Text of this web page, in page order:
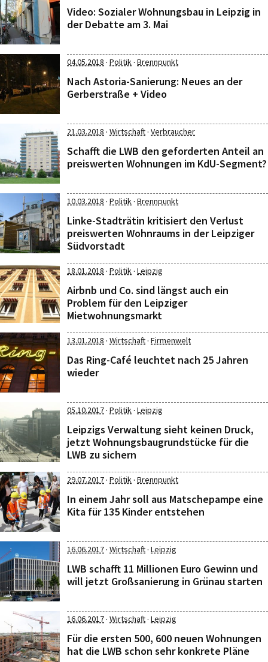
Video: Sozialer Wohnungsbau in Leipzig in
der Debatte am 3. Mai
04.05.2018 · Politik· Brennpunkt
Nach Astoria-Sanierung: Neues an der
Gerberstraße + Video
21.03.2018 · Wirtschaft· Verbraucher
Schafft die LWB den geforderten Anteil an
preiswerten Wohnungen im KdU-Segment?
10.03.2018 · Politik· Brennpunkt
Linke-Stadträtin kritisiert den Verlust
preiswerten Wohnraums in der Leipziger
Südvorstadt
18.01.2018 · Politik· Leipzig
Airbnb und Co. sind längst auch ein
Problem für den Leipziger
Mietwohnungsmarkt
13.01.2018 · Wirtschaft· Firmenwelt
Das Ring-Café leuchtet nach 25 Jahren
wieder
05.10.2017· Politik· Leipzig
Leipzigs Verwaltung sieht keinen Druck,
jetzt Wohnungsbaugrundstücke für die
LWB zu sichern
29.07.2017· Politik· Brennpunkt
In einem Jahr soll aus Matschepampe eine
Kita für 135 Kinder entstehen
16.06.2017· Wirtschaft· Leipzig
LWB schafft 11 Millionen Euro Gewinn und
will jetzt Großsanierung in Grünau starten
16.06.2017· Wirtschaft· Leipzig
Für die ersten 500, 600 neuen Wohnungen
hat die LWB schon sehr konkrete Pläne